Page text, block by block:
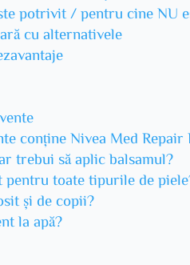
potrivit / pentru cine NU
cu alternativele
conține Nivea Med Repair
trebui să aplic balsamul?
pentru toate tipurile de
și de copii?
la apă?